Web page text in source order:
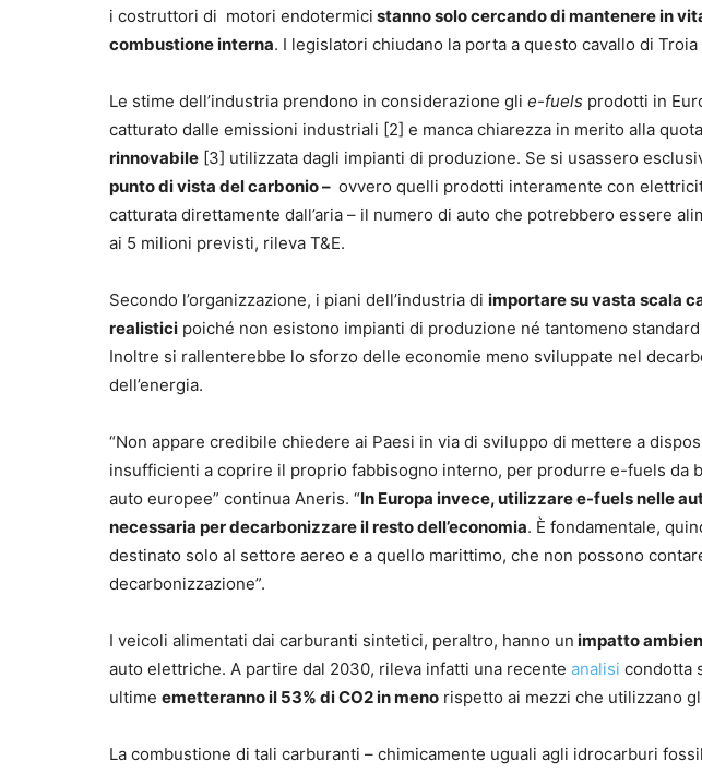
i costruttori di motori endotermici stanno solo cercando di mantenere in
combustione interna. I legislatori chiudano la porta a questo cavallo di Troia
Le stime dell’industria prendono in considerazione gli e-fuels prodotti in
catturato dalle emissioni industriali [2] e manca chiarezza in merito alla
rinnovabile [3] utilizzata dagli impianti di produzione. Se si usassero
punto di vista del carbonio – ovvero quelli prodotti interamente con
catturata direttamente dall’aria – il numero di auto che potrebbero essere
ai 5 milioni previsti, rileva T&E.
Secondo l’organizzazione, i piani dell’industria di importare su vasta scala
realistici poiché non esistono impianti di produzione né tantomeno
Inoltre si rallenterebbe lo sforzo delle economie meno sviluppate nel
dell’energia.
“Non appare credibile chiedere ai Paesi in via di sviluppo di mettere a
insufficienti a coprire il proprio fabbisogno interno, per produrre e-fuels da
auto europee” continua Aneris. “In Europa invece, utilizzare e-fuels nelle
necessaria per decarbonizzare il resto dell’economia. È fondamentale,
destinato solo al settore aereo e a quello marittimo, che non possono
decarbonizzazione”.
I veicoli alimentati dai carburanti sintetici, peraltro, hanno un impatto
auto elettriche. A partire dal 2030, rileva infatti una recente analisi condotta
ultime emetteranno il 53% di CO2 in meno rispetto ai mezzi che utilizzano
La combustione di tali carburanti – chimicamente uguali agli idrocarburi